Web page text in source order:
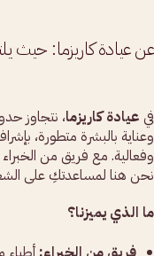
عن عيادة كاريزما: حيث
في عيادة كاريزما، نتجاوز
وعناية بالبشرة متطورة،
وفعالية. مع فريق من
نحن هنا لمساعدتكِ على
ما الذي يميزنا؟